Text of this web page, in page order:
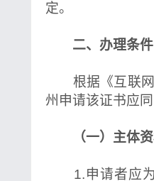
定。
二、办理条件
根据《互联网
州申请该证书应
（一）主体资
1.申请者应为